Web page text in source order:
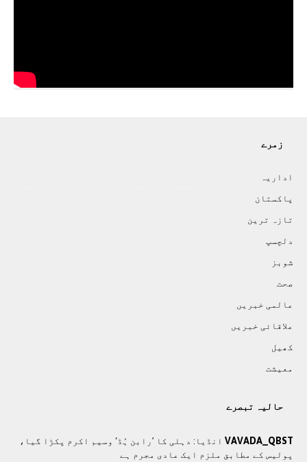
زمرے
اداريہ
پاکستان
تازہ ترين
دلچسپ
شوبز
صحت
عالمی خبريں
علاقائی خبريں
کھيل
معيشت
حالیہ تبصرے
VAVADA_QBST انڈیا: دہلی کا ’رابن ہُڈ‘ وسیم اکرم پکڑا گیا،
پولیس کے مطابق ملزم ایک عادی مجرم ہے